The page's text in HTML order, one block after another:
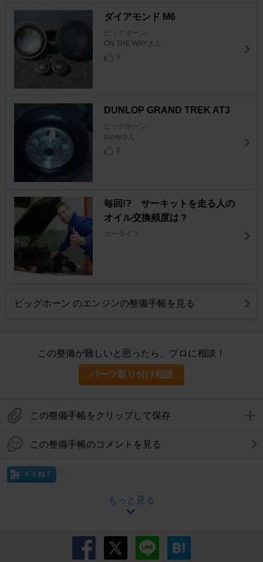
ダイアモンド M6
ビッグホーン
ON THE WAYさん
0
DUNLOP GRAND TREK AT3
ビッグホーン
puniyさん
0
毎回!? サーキットを走る人の
オイル交換頻度は？
カーライフ
ビッグホーン のエンジンの整備手帳を見る
この整備が難しいと思ったら、プロに相談！
パーツ取り付け相談
この整備手帳をクリップして保存
この整備手帳のコメントを見る
イイね！
もっと見る